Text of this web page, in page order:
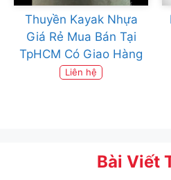
Thuyền Kayak Nhựa
Giá Rẻ Mua Bán Tại
TpHCM Có Giao Hàng
Liên hệ
Bài Viết